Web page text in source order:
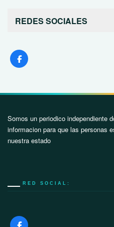
REDES SOCIALES
Somos un periodico independiente
informacion para que las personas
nuestra estado
RED SOCIAL: